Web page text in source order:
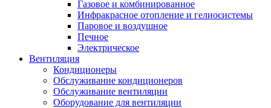
Газовое и комбинированное
Инфракрасное отопление и гелиосистемы
Паровое и воздушное
Печное
Электрическое
Вентиляция
Кондиционеры
Обслуживание кондиционеров
Обслуживание вентиляции
Оборудование для вентиляции